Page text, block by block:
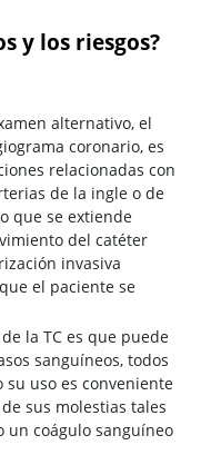
y los riesgos?
alternativo, el
coronario, es
relacionadas con
de la ingle o de
que se extiende
del catéter
invasiva
el paciente se
la TC es que puede
sanguíneos, todos
uso es conveniente
sus molestias tales
un coágulo sanguíneo